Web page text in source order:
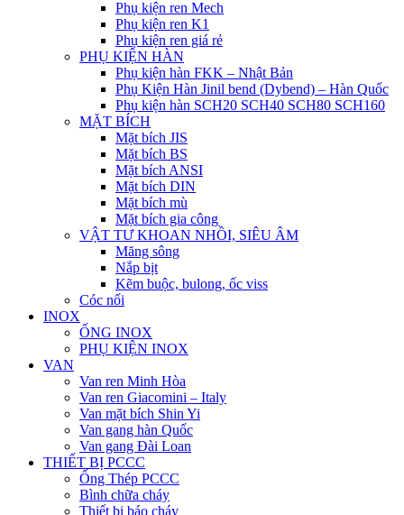
Phụ kiện ren Mech
Phụ kiện ren K1
Phụ kiện ren giá rẻ
PHỤ KIỆN HÀN
Phụ kiện hàn FKK – Nhật Bản
Phụ Kiện Hàn Jinil bend (Dybend) – Hàn Quốc
Phụ kiện hàn SCH20 SCH40 SCH80 SCH160
MẶT BÍCH
Mặt bích JIS
Mặt bích BS
Mặt bích ANSI
Mặt bích DIN
Mặt bích mù
Mặt bích gia công
VẬT TƯ KHOAN NHỒI, SIÊU ÂM
Măng sông
Nắp bịt
Kẽm buộc, bulong, ốc viss
Cóc nối
INOX
ỐNG INOX
PHỤ KIỆN INOX
VAN
Van ren Minh Hòa
Van ren Giacomini – Italy
Van mặt bích Shin Yi
Van gang hàn Quốc
Van gang Đài Loan
THIẾT BỊ PCCC
Ống Thép PCCC
Bình chữa cháy
Thiết bị báo cháy